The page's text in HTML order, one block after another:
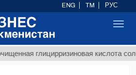
глицирризиновая кислота
ENG TM РУС